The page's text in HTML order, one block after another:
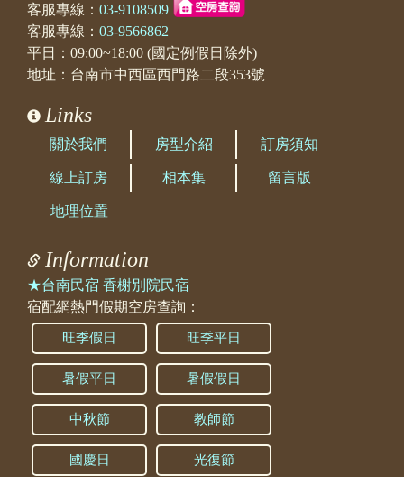
客服專線： 03-9108509
客服專線： 03-9566862
平日：09:00~18:00 (國定例假日除外)
地址：台南市中西區西門路二段353號
Links
關於我們 房型介紹 訂房須知
線上訂房 相本集 留言版
地理位置
Information
★台南民宿 香榭別院民宿
宿配網熱門假期空房查詢：
旺季假日 旺季平日
暑假平日 暑假假日
中秋節 教師節
國慶日 光復節